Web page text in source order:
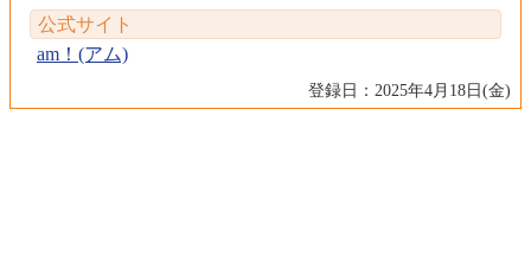
公式サイト
am！(アム)
登録日：2025年4月18日(金)